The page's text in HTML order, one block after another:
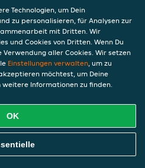
30)
Bestellen
Technologien, um Dein
zu personalisieren, für Analysen zur
mit Dritten. Wir
und Cookies von Dritten. Wenn Du
aller Cookies. Wir setzen
Einstellungen verwalten, um zu
möchtest, um Deine
Informationen zu finden.
OK